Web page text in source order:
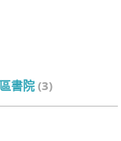
書院 (3)